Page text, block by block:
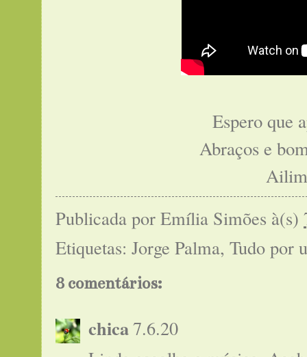
Espero que
Abraços e
Publicada por Emília Simões à(s)
Etiquetas: Jorge Palma, Tudo por
8 comentários:
chica7.6.20